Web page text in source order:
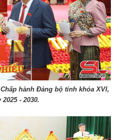
hành Đảng bộ tỉnh khóa XVI,
- 2030.